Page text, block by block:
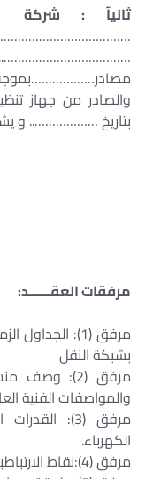
ثانيآ : شركة
………………………………..
والصادر من جهاز
بتاريخ ……………….. و
مرفقات العقــــــد:
مرفق (1):
بشبكة النقل
مرفق (2):
والمواصفات الفنية
مرفق (3):
الكهرباء.
مرفق (4):نقاط الارتباطبشبكة النقل